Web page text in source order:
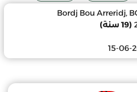
Bordj Bou Arreridj,
(19 سنة)